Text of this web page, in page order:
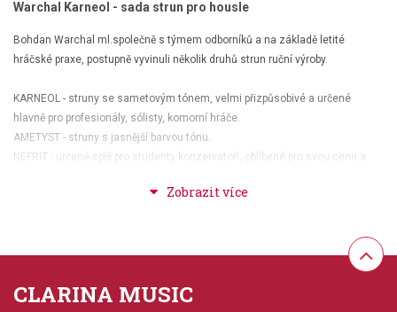
Warchal Karneol - sada strun pro housle
Bohdan Warchal ml.společně s týmem odborníků a na základě letité
hráčské praxe, postupně vyvinuli několik druhů strun ruční výroby.
KARNEOL - struny se sametovým tónem, velmi přizpůsobivé a určené
hlavně pro profesionály, sólisty, komorní hráče.
AMETYST - struny s jasnější barvou tónu.
NEFRIT - určené spíš pro studenty konzervatoří, oblíbené pro svou cenu a
BRILLIANT - mistrovské struny, podobné modelu Karneol
struna A / hydronalium
struna G/ stříbro
CLARINA MUSIC